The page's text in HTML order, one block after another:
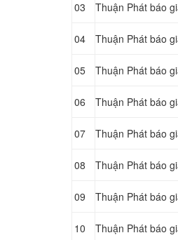
03 Thuận Phát báo
04 Thuận Phát báo
05 Thuận Phát báo
06 Thuận Phát báo
07 Thuận Phát báo
08 Thuận Phát báo
09 Thuận Phát báo
10 Thuận Phát báo